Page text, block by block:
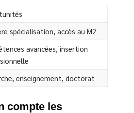
spécialisation, accès au M2
avancées, insertion
enseignement, doctorat
compte les